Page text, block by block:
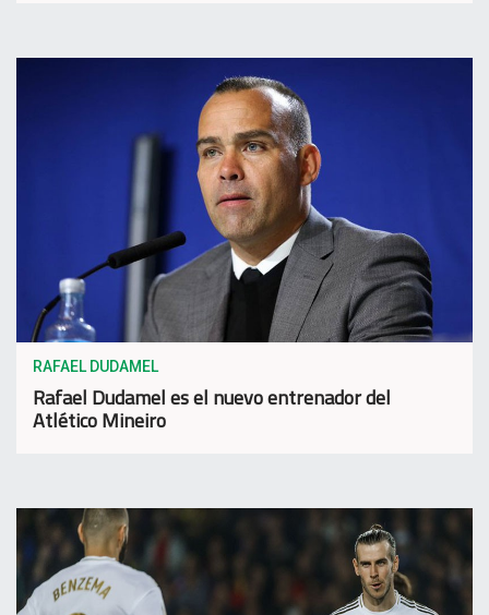
RAFAEL DUDAMEL
Rafael Dudamel es el nuevo entrenador del
Atlético Mineiro